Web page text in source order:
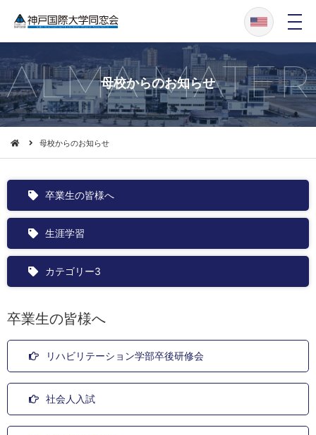
メ
ニ
ュ
ALMA MATER
母校からのお知らせ
母校からのお知らせ
卒業生の皆様へ
生涯学習
カテゴリー3
卒業生の皆様へ
リハビリテーション学部卒後研修会
社会人入試